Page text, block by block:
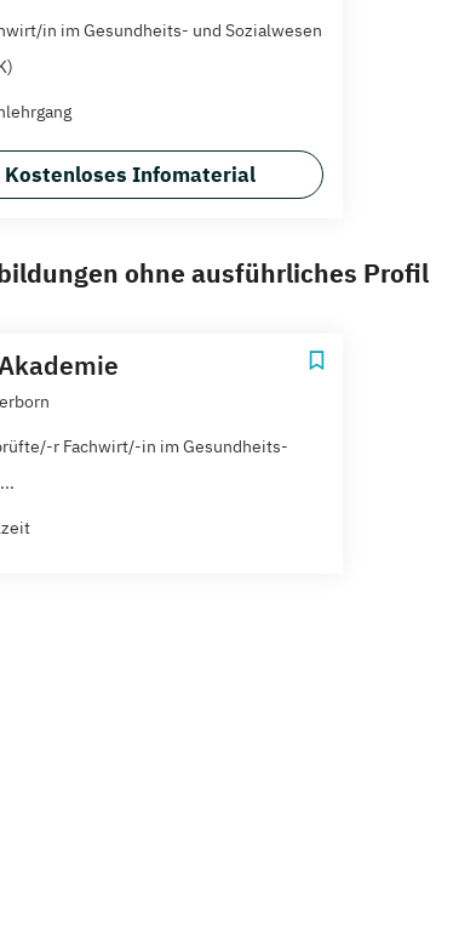
in im Gesundheits- und Sozialwesen
Kostenloses Infomaterial
ohne ausführliches Profil
r Fachwirt/-in im Gesundheits-